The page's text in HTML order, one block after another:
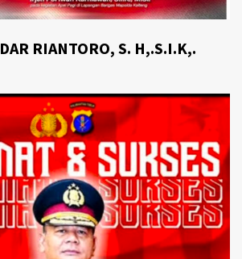
RIANTORO, S. H,.S.I.K,.